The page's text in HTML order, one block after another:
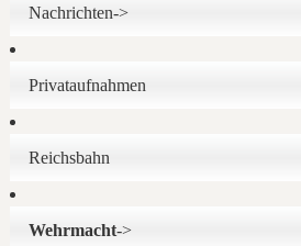
Nachrichten->
Privataufnahmen
Reichsbahn
Wehrmacht->